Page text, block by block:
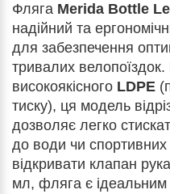
Фляга Merida Bottle
надійний та
для забезпечення
тривалих
високоякісного LDPE
тиску), ця модель
дозволяє легко
до води чи спортивних
відкривати клапан
мл, фляга є ідеальним